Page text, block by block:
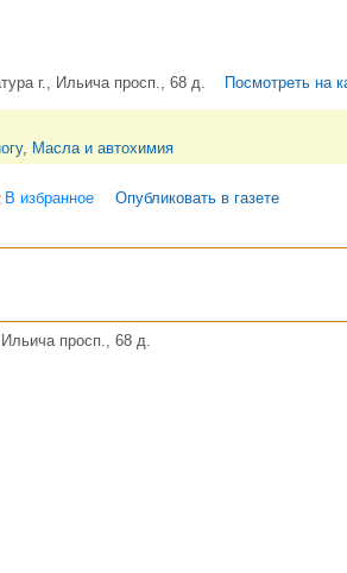
г., Ильича просп., 68 д. Посмотреть на
, Масла и автохимия
В избранное Опубликовать в газете
просп., 68 д.